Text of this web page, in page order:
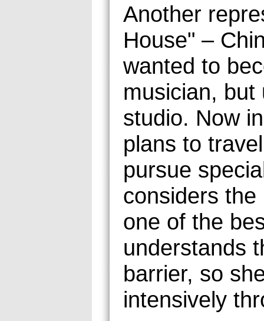
Another
House" –
wanted to
musician, but
studio. Now
plans to
pursue
considers
one of the
understands
barrier, so
intensively